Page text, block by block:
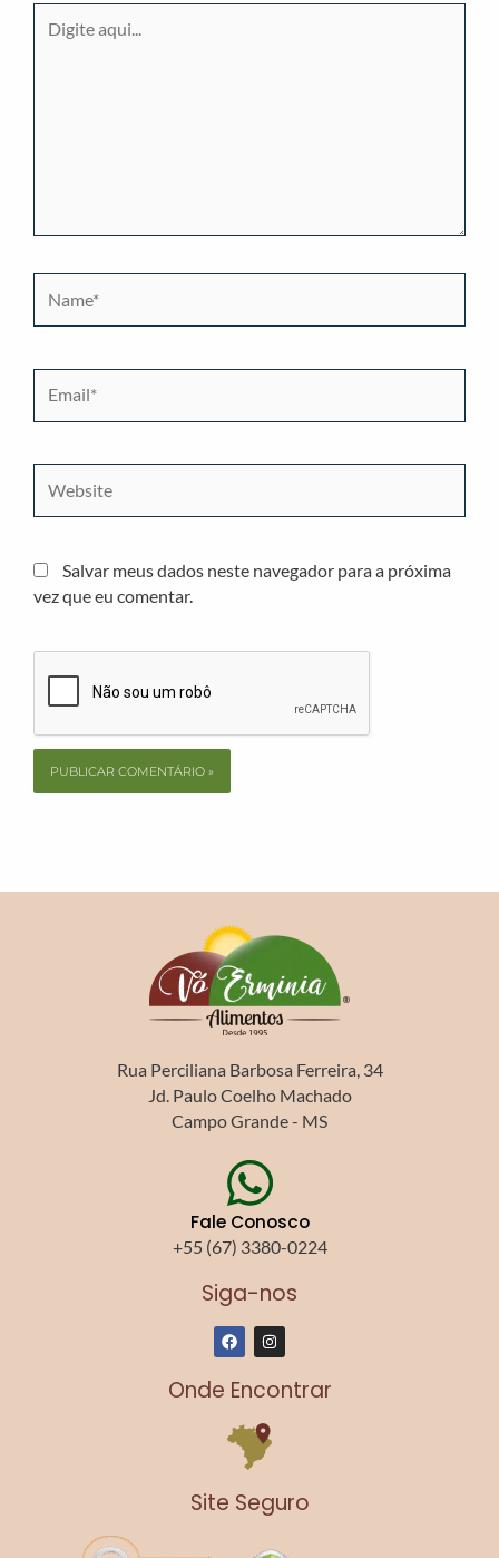
aqui...
Salvar meus dados neste navegador para a próxima
vez que eu comentar.
Rua Perciliana Barbosa Ferreira, 34
Jd. Paulo Coelho Machado
Campo Grande - MS
Fale Conosco
+55 (67) 3380-0224
Siga-nos
F
a
c
e
b
o
k
I
n
s
a
r
a
Onde Encontrar
Site Seguro